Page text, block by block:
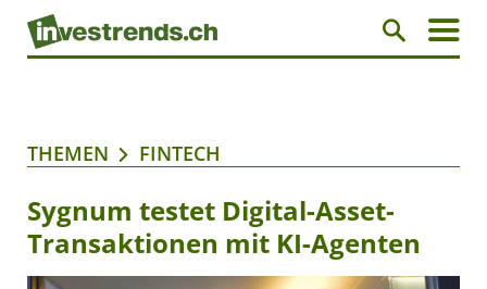
THEMEN FINTECH
Sygnum testet Digital-Asset-
Transaktionen mit KI-Agenten